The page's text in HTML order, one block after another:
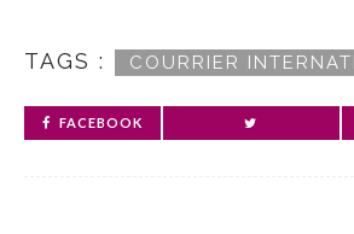
TAGS : COURRIER
FACEBOOK